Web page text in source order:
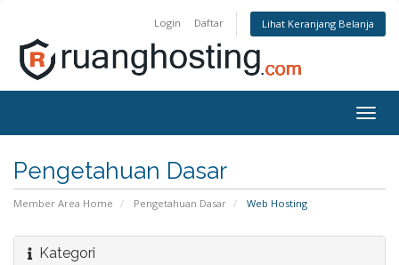
Login Daftar Lihat Keranjang Belanja
Pengetahuan Dasar
Member Area Home Pengetahuan Dasar Web Hosting
Kategori